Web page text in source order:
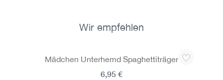
Wir empfehlen
Mädchen Unterhemd Spaghettiträger
6,95 €